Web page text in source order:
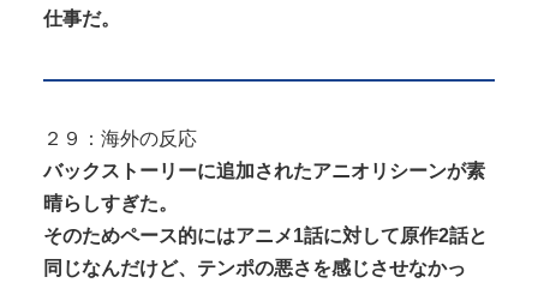
仕事だ。
２９：海外の反応
バックストーリーに追加されたアニオリシーンが素
晴らしすぎた。
そのためペース的にはアニメ1話に対して原作2話と
同じなんだけど、テンポの悪さを感じさせなかっ